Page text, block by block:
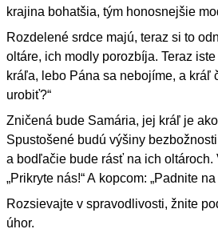
krajina bohatšia, tým honosnejšie
Rozdelené srdce majú, teraz si to
oltáre, ich modly porozbíja. Teraz
kráľa, lebo Pána sa nebojíme, a kráľ
urobiť?“
Zničená bude Samária, jej kráľ je
Spustošené budú výšiny
a bodľačie bude rásť na ich oltároch.
„Prikryte nás!“ A kopcom: „Padnite na
Rozsievajte v spravodlivosti, žnite
úhor.